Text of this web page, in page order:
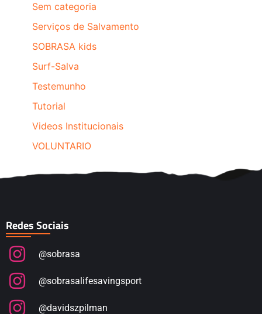
Sem categoria
Serviços de Salvamento
SOBRASA kids
Surf-Salva
Testemunho
Tutorial
Videos Institucionais
VOLUNTARIO
Redes Sociais
@sobrasa
@sobrasalifesavingsport
@davidszpilman